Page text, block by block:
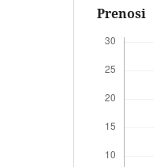
Prenosi